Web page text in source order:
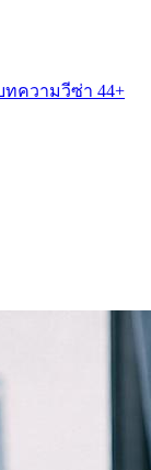
ทความวีซ่า 44+